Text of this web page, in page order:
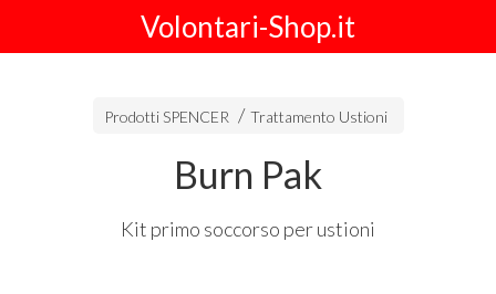
Volontari-Shop.it
Prodotti SPENCER Trattamento Ustioni
Burn Pak
Kit primo soccorso per ustioni